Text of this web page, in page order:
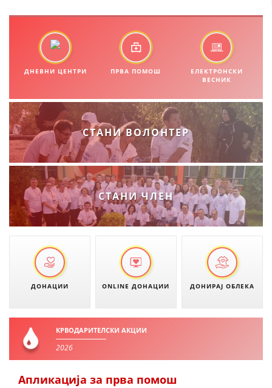
ОДНОСИ СО ЈАВНОСТ
ИСТРАЖУВАЊЕ НА ЈАВНО МИСЛЕЊЕ
ДОГОВОРИ
ЗНАЧЕЊЕ НА СЛУЖБАТА ЗА БАРАЊЕ
ФОРМУЛАРИ ЗА БАРАЊА
ЗДРАВСТВЕНО ПРЕВЕНТИВНА ДЕЈНОСТ
ПРВА ПОМОШ
ИНФОРМАЦИИ ЗА БОЛЕСТИ
МЕНАЏМЕНТ НА ВОЛОНТЕРИ
ЗА НАС
ДНЕВНИ ЦЕНТРИ ПРВА ПОМОШ
ЕЛЕКТРОНСКИ
ВЕСНИК
СТАНИ ВОЛОНТЕР
СТАНИ ЧЛЕН
ДОНАЦИИ ONLINE ДОНАЦИИ ДОНИРАЈ ОБЛЕКА
КРВОДАРИТЕЛСКИ АКЦИИ
2026
Апликација за прва помош